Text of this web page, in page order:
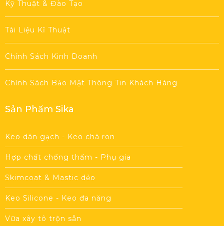
Kỹ Thuật & Đào Tạo
Tài Liệu Kĩ Thuật
Chính Sách Kinh Doanh
Chính Sách Bảo Mật Thông Tin Khách Hàng
Sản Phẩm Sika
Keo dán gạch - Keo chà ron
Hợp chất chống thấm - Phụ gia
Skimcoat & Mastic dẻo
Keo Silicone - Keo đa năng
Vữa xây tô trộn sẵn